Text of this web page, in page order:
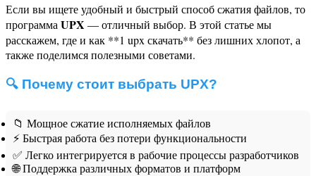
Если вы ищете удобный и быстрый способ сжатия файлов, то
программа UPX — отличный выбор. В этой статье мы
расскажем, где и как **1 upx скачать** без лишних хлопот, а
также поделимся полезными советами.
🔍 Почему стоит выбрать UPX?
📁 Мощное сжатие исполняемых файлов
⚡ Быстрая работа без потери функциональности
✅ Легко интегрируется в рабочие процессы разработчиков
🌐 Поддержка различных форматов и платформ